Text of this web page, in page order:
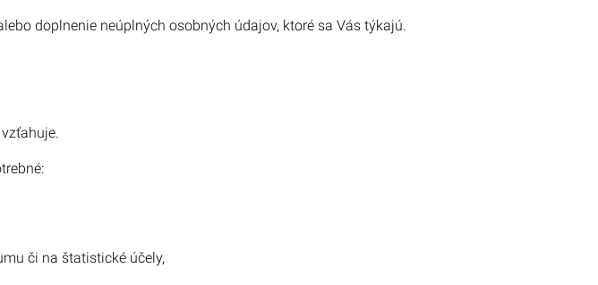
doplnenie neúplných osobných údajov, ktoré sa Vás týkajú.
či na štatistické účely,